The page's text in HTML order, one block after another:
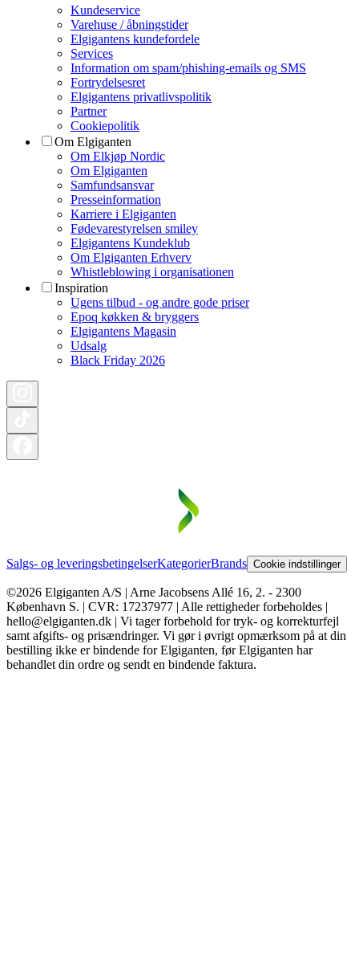
Kundeservice
Varehuse / åbningstider
Elgigantens kundefordele
Services
Information om spam/phishing-emails og SMS
Fortrydelsesret
Elgigantens privatlivspolitik
Partner
Cookiepolitik
Om Elgiganten
Om Elkjøp Nordic
Om Elgiganten
Samfundsansvar
Presseinformation
Karriere i Elgiganten
Fødevarestyrelsen smiley
Elgigantens Kundeklub
Om Elgiganten Erhverv
Whistleblowing i organisationen
Inspiration
Ugens tilbud - og andre gode priser
Epoq køkken & bryggers
Elgigantens Magasin
Udsalg
Black Friday 2026
Salgs- og leveringsbetingelserKategorierBrands Cookie indstillinger
©2026 Elgiganten A/S | Arne Jacobsens Allé 16, 2. - 2300
København S. | CVR: 17237977 | Alle rettigheder forbeholdes |
hello@elgiganten.dk | Vi tager forbehold for tryk- og korrekturfejl
samt afgifts- og prisændringer. Vi gør i øvrigt opmærksom på at din
bestilling ikke er bindende for Elgiganten, før Elgiganten har
behandlet din ordre og sendt en bindende faktura.